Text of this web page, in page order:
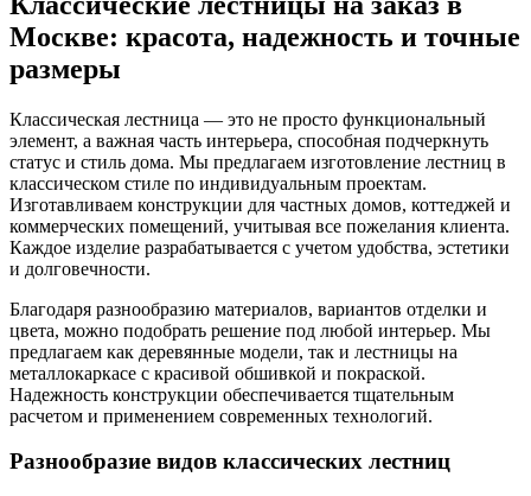
Москве: красота, надежность и точные
размеры
Классическая лестница — это не просто функциональный
элемент, а важная часть интерьера, способная подчеркнуть
статус и стиль дома. Мы предлагаем изготовление лестниц в
классическом стиле по индивидуальным проектам.
Изготавливаем конструкции для частных домов, коттеджей и
коммерческих помещений, учитывая все пожелания клиента.
Каждое изделие разрабатывается с учетом удобства, эстетики
и долговечности.
Благодаря разнообразию материалов, вариантов отделки и
цвета, можно подобрать решение под любой интерьер. Мы
предлагаем как деревянные модели, так и лестницы на
металлокаркасе с красивой обшивкой и покраской.
Надежность конструкции обеспечивается тщательным
расчетом и применением современных технологий.
Разнообразие видов классических лестниц